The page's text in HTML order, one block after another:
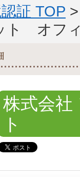
証 TOP
ト オフ
株式会社
ト